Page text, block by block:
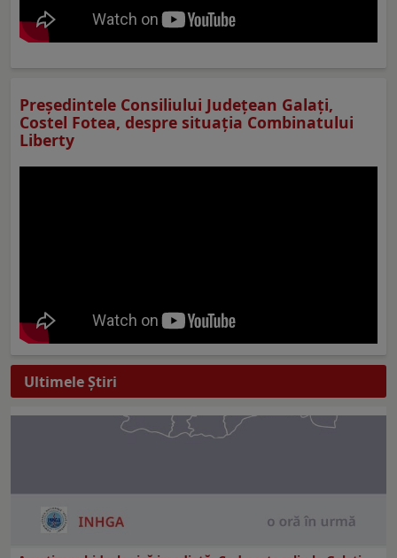
Preşedintele Consiliului Judeţean Galaţi,
Costel Fotea, despre situaţia Combinatului
Liberty
Ultimele Ştiri